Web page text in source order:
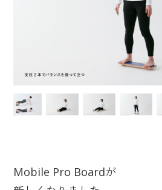
Mobile Pro Boardが